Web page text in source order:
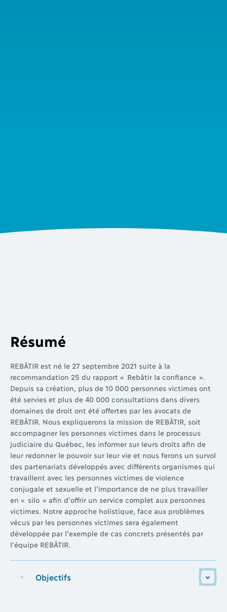
Résumé
REBÂTIR est né le 27 septembre 2021 suite à la
recommandation 25 du rapport « Rebâtir la confiance ».
Depuis sa création, plus de 10 000 personnes victimes ont
été servies et plus de 40 000 consultations dans divers
domaines de droit ont été offertes par les avocats de
REBÂTIR. Nous expliquerons la mission de REBÂTIR, soit
accompagner les personnes victimes dans le processus
judiciaire du Québec, les informer sur leurs droits afin de
leur redonner le pouvoir sur leur vie et nous ferons un survol
des partenariats développés avec différents organismes qui
travaillent avec les personnes victimes de violence
conjugale et sexuelle et l’importance de ne plus travailler
en « silo » afin d’offrir un service complet aux personnes
victimes. Notre approche holistique, face aux problèmes
vécus par les personnes victimes sera également
développée par l’exemple de cas concrets présentés par
l’équipe REBÂTIR.
Objectifs